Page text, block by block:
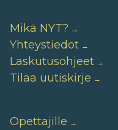
Mikä NYT?
Yhteystiedot
Laskutusohjeet
Tilaa uutiskirje
Opettajille